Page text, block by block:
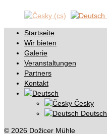
Startseite
Wir bieten
Galerie
Veranstaltungen
Partners
Kontakt
Česky
Deutsch
© 2026 Dožicer Mühle